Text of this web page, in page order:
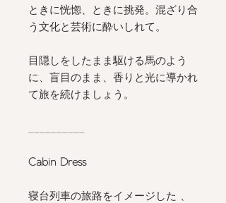
ときに恍惚、ときに挑発。混ざり合
う文化と芸術に酔いしれて。
目隠しをしたまま駆ける馬のよう
に、盲目のまま、香りと光に導かれ
て旅を続けましょう。
Cabin Dress
寝台列車の旅路をイメージした 、